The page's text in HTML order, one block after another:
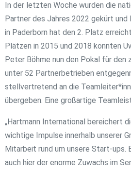
In der letzten Woche wurden die
Partner des Jahres 2022 gekürt und
in Paderborn hat den 2. Platz
Plätzen in 2015 und 2018 konnten
Peter Böhme nun den Pokal für den
unter 52 Partnerbetrieben
stellvertretend an die
übergeben. Eine großartige
„Hartmann International bereichert
wichtige Impulse innerhalb unserer
Mitarbeit rund um unsere Start-ups.
auch hier der enorme Zuwachs im